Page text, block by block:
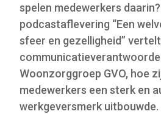
spelen medewerkers
podcastaflevering “Een
sfeer en gezelligheid”
Woonzorggroep GVO, hoe
medewerkers een sterk en
werkgeversmerk uitbouwde.